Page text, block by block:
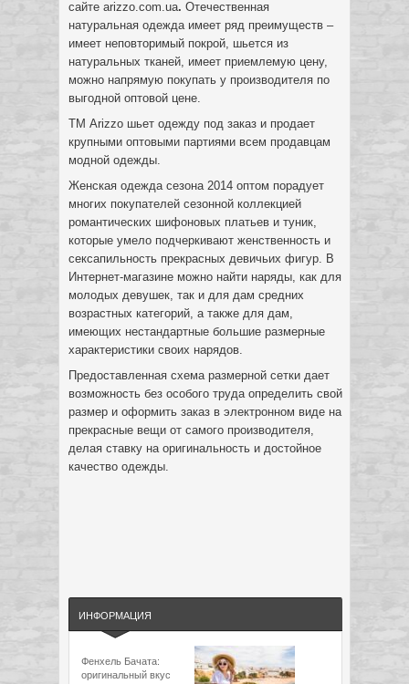
сайте arizzo.com.ua. Отечественная
натуральная одежда имеет ряд преимуществ –
имеет неповторимый покрой, шьется из
натуральных тканей, имеет приемлемую цену,
можно напрямую покупать у производителя по
выгодной оптовой цене.
ТМ Arizzo шьет одежду под заказ и продает
крупными оптовыми партиями всем продавцам
модной одежды.
Женская одежда сезона 2014 оптом порадует
многих покупателей сезонной коллекцией
романтических шифоновых платьев и туник,
которые умело подчеркивают женственность и
сексапильность прекрасных девичьих фигур. В
Интернет-магазине можно найти наряды, как для
молодых девушек, так и для дам средних
возрастных категорий, а также для дам,
имеющих нестандартные большие размерные
характеристики своих нарядов.
Предоставленная схема размерной сетки дает
возможность без особого труда определить свой
размер и оформить заказ в электронном виде на
прекрасные вещи от самого производителя,
делая ставку на оригинальность и достойное
качество одежды.
ИНФОРМАЦИЯ
Фенхель Бачата:
оригинальный вкус